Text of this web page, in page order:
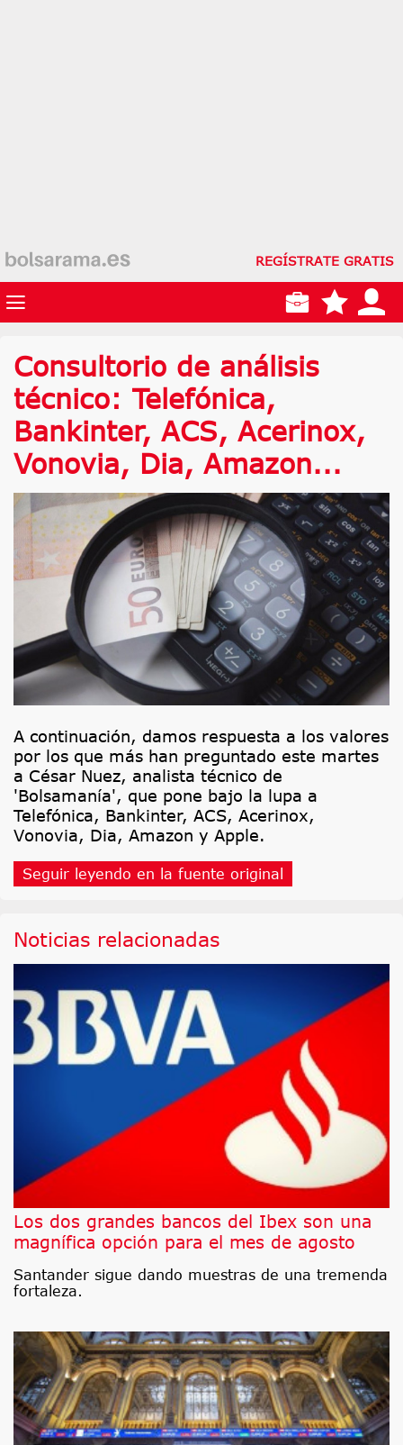
REGÍSTRATE GRATIS
Consultorio de análisis
técnico: Telefónica,
Bankinter, ACS, Acerinox,
Vonovia, Dia, Amazon...
A continuación, damos respuesta a los valores
por los que más han preguntado este martes
a César Nuez, analista técnico de
'Bolsamanía', que pone bajo la lupa a
Telefónica, Bankinter, ACS, Acerinox,
Vonovia, Dia, Amazon y Apple.
Seguir leyendo en la fuente original
Noticias relacionadas
Los dos grandes bancos del Ibex son una
magnífica opción para el mes de agosto
Santander sigue dando muestras de una tremenda
fortaleza.